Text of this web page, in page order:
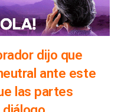
dijo que
ante este
las partes